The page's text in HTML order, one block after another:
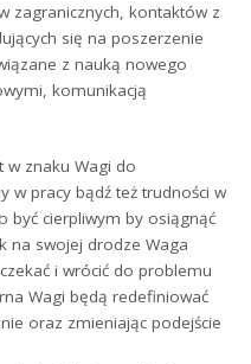
zagranicznych, kontaktów z
się na poszerzenie
z nauką nowego
komunikacją
w znaku Wagi do
w pracy bądź też trudności w
być cierpliwym by osiągnąć
na swojej drodze Waga
i wrócić do problemu
Wagi będą redefiniować
oraz zmieniając podejście